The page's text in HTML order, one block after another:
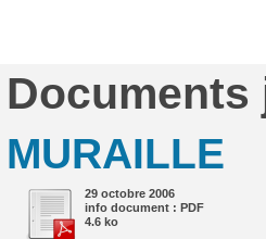
Documents
MURAILLE
29 octobre 2006
info document : PDF
4.6 ko